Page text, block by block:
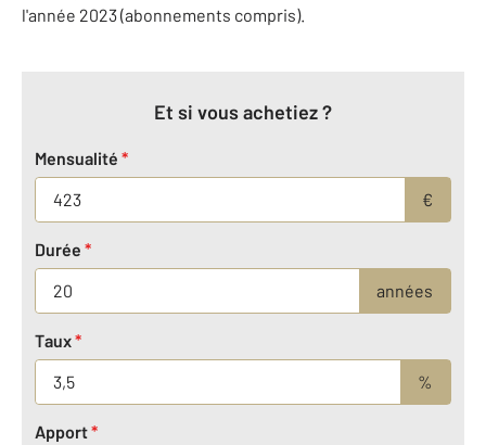
l'année 2023 (abonnements compris).
Et si vous achetiez ?
Mensualité *
€
Durée *
années
Taux*
%
Apport*